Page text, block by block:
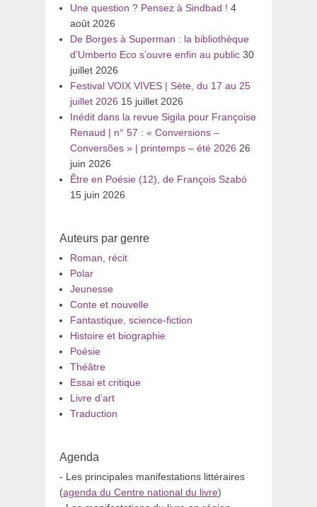
Une question ? Pensez à Sindbad ! 4
août 2026
De Borges à Superman : la bibliothèque
d’Umberto Eco s’ouvre enfin au public 30
juillet 2026
Festival VOIX VIVES | Sète, du 17 au 25
juillet 2026 15 juillet 2026
Inédit dans la revue Sigila pour Françoise
Renaud | n° 57 : « Conversions –
Conversões » | printemps – été 2026 26
juin 2026
Être en Poésie (12), de François Szabó
15 juin 2026
Auteurs par genre
Roman, récit
Polar
Jeunesse
Conte et nouvelle
Fantastique, science-fiction
Histoire et biographie
Poésie
Théâtre
Essai et critique
Livre d’art
Traduction
Agenda
- Les principales manifestations littéraires
(agenda du Centre national du livre)